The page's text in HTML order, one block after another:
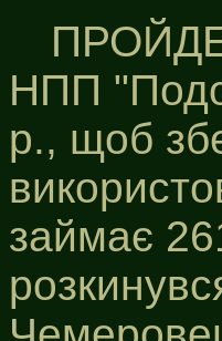
НПП
p., щоб
займає